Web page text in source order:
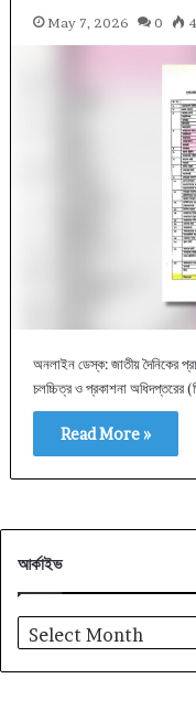
May 7, 2026 0
অনলাইন ডেস্ক: জাতীয় দৈনিকের
চলচ্চিত্র ও প্রকাশনা অধিদপ্তরের
Read More »
আর্কাইভ
আর্কাইভ